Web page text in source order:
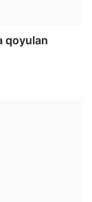
qoyulan